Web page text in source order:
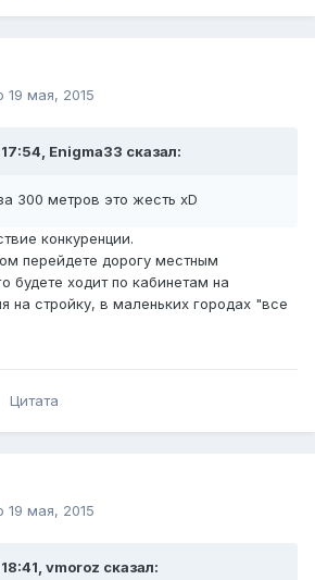
19 мая, 2015
Enigma33 сказал:
300 метров это жесть xD
конкуренции.
перейдете дорогу местным
будете ходит по кабинетам на
на стройку, в маленьких городах "все
Цитата
19 мая, 2015
vmoroz сказал: